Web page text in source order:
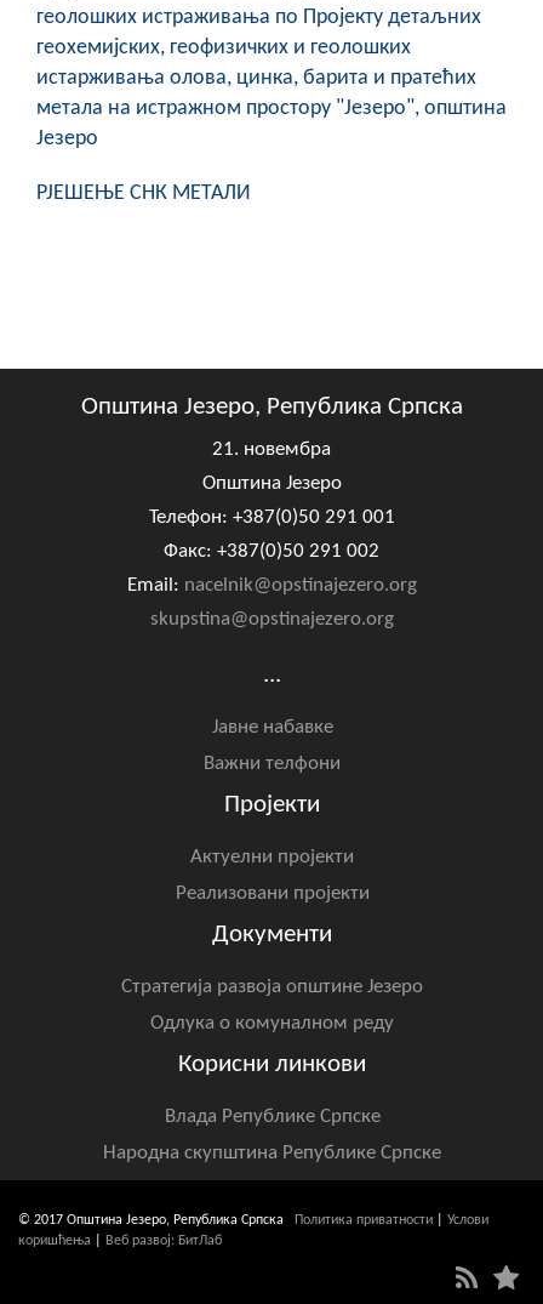
геолошких истраживања по Пројекту детаљних
геохемијских, геофизичких и геолошких
истарживања олова, цинка, барита и пратећих
метала на истражном простору "Језеро", општина
Језеро
РЈЕШЕЊЕ СНК МЕТАЛИ
Општина Језеро, Република Српска
21. новембра
Општина Језеро
Телефон: +387(0)50 291 001
Факс: +387(0)50 291 002
Email: nacelnik@opstinajezero.org
skupstina@opstinajezero.org
...
Јавне набавке
Важни телфони
Пројекти
Актуелни пројекти
Реализовани пројекти
Документи
Стратегија развоја општине Језеро
Одлука о комуналном реду
Корисни линкови
Влада Републике Српске
Народна скупштина Републике Српске
© 2017 Општина Језеро, Република Српска Политика приватности
Услови
коришћења
Веб развој: БитЛаб